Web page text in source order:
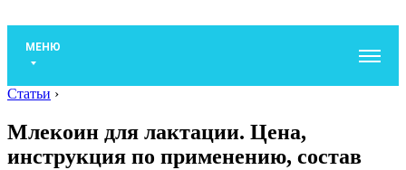
МЕНЮ
Статьи ›
Млекоин для лактации. Цена,
инструкция по применению, состав